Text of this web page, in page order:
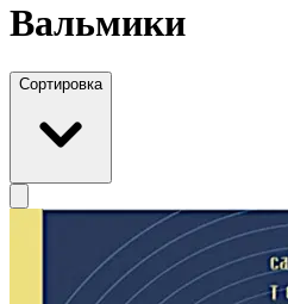
Вальмики
Сортировка